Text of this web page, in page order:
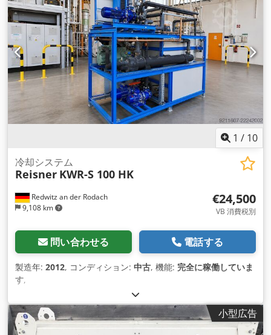
1 / 10
Redwitz an der Rodach
9,108 km
冷却システム
Reisner KWR-S 100 HK
€24,500
VB 消費税別
問い合わせる 電話する
製造年: 2012, コンディション: 中古, 機能: 完全に稼働していま
す,
小型広告